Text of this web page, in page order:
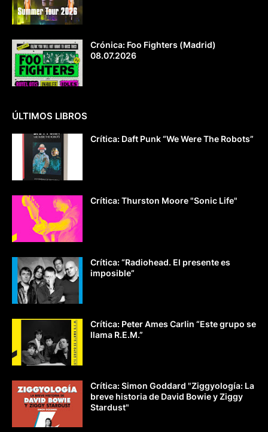
Crónica: Foo Fighters (Madrid)
08.07.2026
ÚLTIMOS LIBROS
Crítica: Daft Punk “We Were The Robots”
Crítica: Thurston Moore "Sonic Life"
Crítica: “Radiohead. El presente es
imposible”
Crítica: Peter Ames Carlin “Este grupo se
llama R.E.M.”
Crítica: Simon Goddard "Ziggyología: La
breve historia de David Bowie y Ziggy
Stardust"